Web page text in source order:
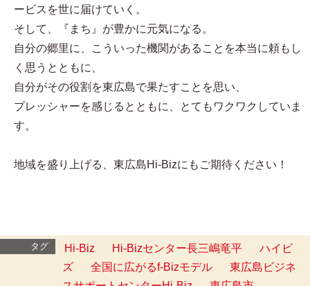
ービスを世に届けていく。
そして、『まち』が豊かに元気になる。
自分の郷里に、こういった機関があることを本当に頼もし
く思うとともに、
自分がその役割を東広島で果たすことを思い、
プレッシャーを感じるとともに、とてもワクワクしていま
す。
地域を盛り上げる、東広島Hi-Bizにもご期待ください！
タグ Hi-Biz Hi-Bizセンター長三嶋竜平
ハイビ
ズ
全国に広がるf-Bizモデル
東広島ビジネ